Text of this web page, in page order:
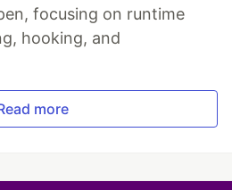
focusing on runtime
hooking, and
more